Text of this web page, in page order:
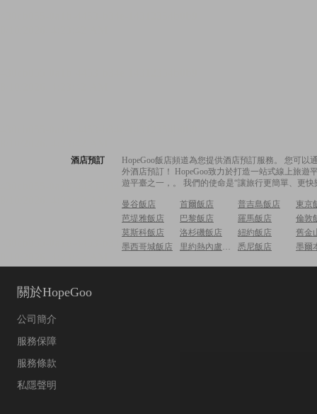
酒店預訂
HopeGoo飯店頻道為您提供酒店預訂服務。 您可
外酒店預訂！ HopeGoo致力於打造一站式線上旅
遊平臺之一，。 我們的使命是“讓旅行更簡單、更
曼谷飯店 首爾飯店 普吉島飯店
東京
芭堤雅飯店
巴黎飯店 羅馬飯店
倫敦
莫斯科飯店
洛杉磯飯店 紐約飯店
舊金
墨西哥城飯店
里約熱內盧飯店 悉尼飯店 墨爾
關於HopeGoo
公司簡介
服務保障
服務條款
私隱聲明